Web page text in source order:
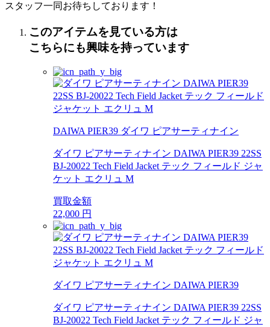
スタッフ一同お待ちしております！
このアイテムを見ている方は
こちらにも興味を持っています
DAIWA PIER39 ダイワ ピアサーティナイン
ダイワ ピアサーティナイン DAIWA PIER39 22SS
BJ-20022 Tech Field Jacket テック フィールド ジャ
ケット エクリュ M
買取金額
22,000 円
ダイワ ピアサーティナイン DAIWA PIER39
ダイワ ピアサーティナイン DAIWA PIER39 22SS
BJ-20022 Tech Field Jacket テック フィールド ジャ